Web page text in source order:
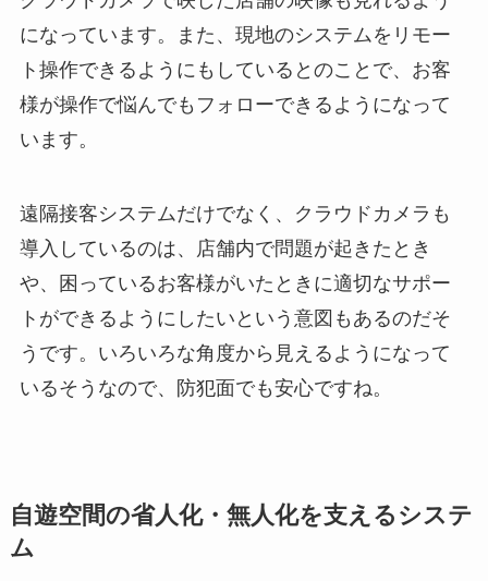
になっています。また、現地のシステムをリモー
ト操作できるようにもしているとのことで、お客
様が操作で悩んでもフォローできるようになって
います。
遠隔接客システムだけでなく、クラウドカメラも
導入しているのは、店舗内で問題が起きたとき
や、困っているお客様がいたときに適切なサポー
トができるようにしたいという意図もあるのだそ
うです。いろいろな角度から見えるようになって
いるそうなので、防犯面でも安心ですね。
自遊空間の省人化・無人化を支えるシステ
ム